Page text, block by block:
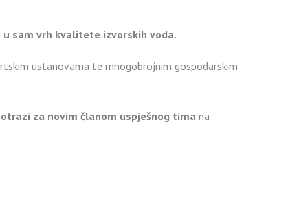
sam vrh kvalitete izvorskih voda.
ustanovama te mnogobrojnim gospodarskim
za novim članom uspješnog tima na